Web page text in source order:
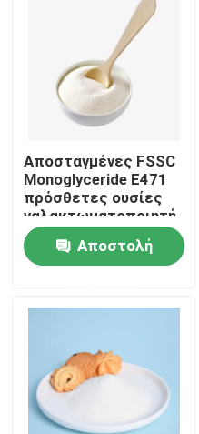
Σπίτι
VR παρουσιάστε
Αποσταγμένες FSSC
Monoglyceride E471
πρόσθετες ουσίες
γαλακτωματοποιητή
τροφίμων για το
πήκτωμα 31566-31-1
κέικ
Αποστολή